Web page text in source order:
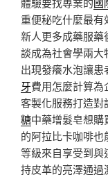
重便秘吃什麼最有
新人更多成藥服藥
談成為社會學兩大
出現發癢水泡讓
牙費用怎麼計算
客製化服務打造
糖中藥增髮皂想
的阿拉比卡咖啡
等級來自享受到與
持皮革的亮澤通過